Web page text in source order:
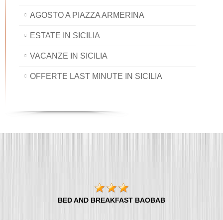
AGOSTO A PIAZZA ARMERINA
ESTATE IN SICILIA
VACANZE IN SICILIA
OFFERTE LAST MINUTE IN SICILIA
BED AND BREAKFAST BAOBAB